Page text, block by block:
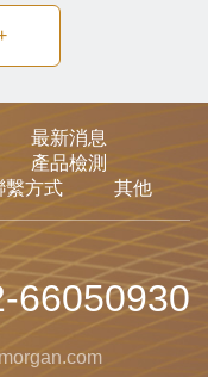
最新消息
產品檢測
繫方式 其他
66050930